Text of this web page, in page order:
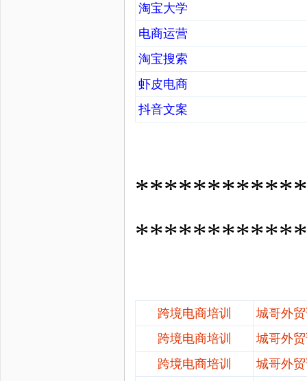
淘宝大学
电商运营
淘宝搜索
虾皮电商
抖音文案
跨境电商培训
城哥外
跨境电商培训
城哥外
跨境电商培训
城哥外